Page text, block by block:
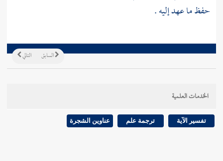
حفظ ما عهد إليه .
التالي السابق
الخدمات العلمية
تفسير الآية ترجمة علم عناوين الشجرة